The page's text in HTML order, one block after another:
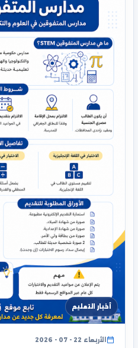
أخبار التعليم
الأربعاء 22 - 07 - 2026